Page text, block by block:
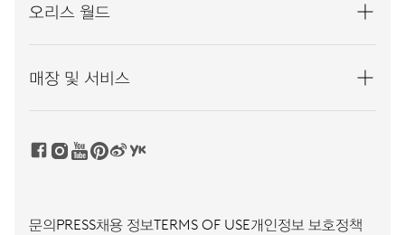
오리스 월드
매장 및 서비스
문의 PRESS채용 정보TERMS OF USE개인정보 보호정책